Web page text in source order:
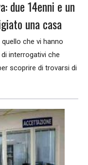
due 14enni e un
una casa
che vi hanno
interrogativi che
scoprire di trovarsi di